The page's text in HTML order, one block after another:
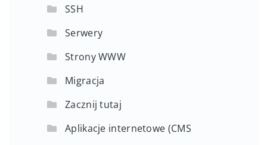
SSH
Serwery
Strony WWW
Migracja
Zacznij tutaj
Aplikacje internetowe (CMS